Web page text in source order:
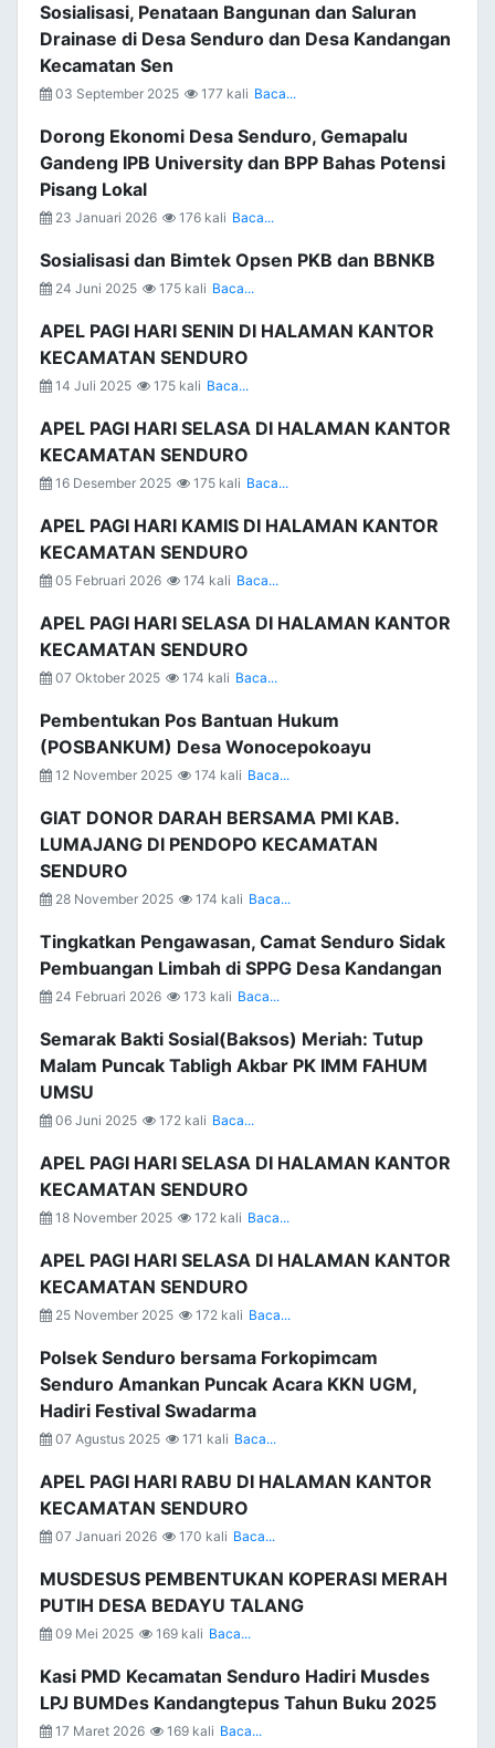
Sosialisasi, Penataan Bangunan dan Saluran
Drainase di Desa Senduro dan Desa Kandangan
Kecamatan Sen
03 September 2025 177 kali Baca...
Dorong Ekonomi Desa Senduro, Gemapalu
Gandeng IPB University dan BPP Bahas Potensi
Pisang Lokal
23 Januari 2026 176 kali Baca...
Sosialisasi dan Bimtek Opsen PKB dan BBNKB
24 Juni 2025 175 kali Baca...
APEL PAGI HARI SENIN DI HALAMAN KANTOR
KECAMATAN SENDURO
14 Juli 2025 175 kali Baca...
APEL PAGI HARI SELASA DI HALAMAN KANTOR
KECAMATAN SENDURO
16 Desember 2025 175 kali Baca...
APEL PAGI HARI KAMIS DI HALAMAN KANTOR
KECAMATAN SENDURO
05 Februari 2026 174 kali Baca...
APEL PAGI HARI SELASA DI HALAMAN KANTOR
KECAMATAN SENDURO
07 Oktober 2025 174 kali Baca...
Pembentukan Pos Bantuan Hukum
(POSBANKUM) Desa Wonocepokoayu
12 November 2025 174 kali Baca...
GIAT DONOR DARAH BERSAMA PMI KAB.
LUMAJANG DI PENDOPO KECAMATAN
SENDURO
28 November 2025 174 kali Baca...
Tingkatkan Pengawasan, Camat Senduro Sidak
Pembuangan Limbah di SPPG Desa Kandangan
24 Februari 2026 173 kali Baca...
Semarak Bakti Sosial(Baksos) Meriah: Tutup
Malam Puncak Tabligh Akbar PK IMM FAHUM
UMSU
06 Juni 2025 172 kali Baca...
APEL PAGI HARI SELASA DI HALAMAN KANTOR
KECAMATAN SENDURO
18 November 2025 172 kali Baca...
APEL PAGI HARI SELASA DI HALAMAN KANTOR
KECAMATAN SENDURO
25 November 2025 172 kali Baca...
Polsek Senduro bersama Forkopimcam
Senduro Amankan Puncak Acara KKN UGM,
Hadiri Festival Swadarma
07 Agustus 2025 171 kali Baca...
APEL PAGI HARI RABU DI HALAMAN KANTOR
KECAMATAN SENDURO
07 Januari 2026 170 kali Baca...
MUSDESUS PEMBENTUKAN KOPERASI MERAH
PUTIH DESA BEDAYU TALANG
09 Mei 2025 169 kali Baca...
Kasi PMD Kecamatan Senduro Hadiri Musdes
LPJ BUMDes Kandangtepus Tahun Buku 2025
17 Maret 2026 169 kali Baca...